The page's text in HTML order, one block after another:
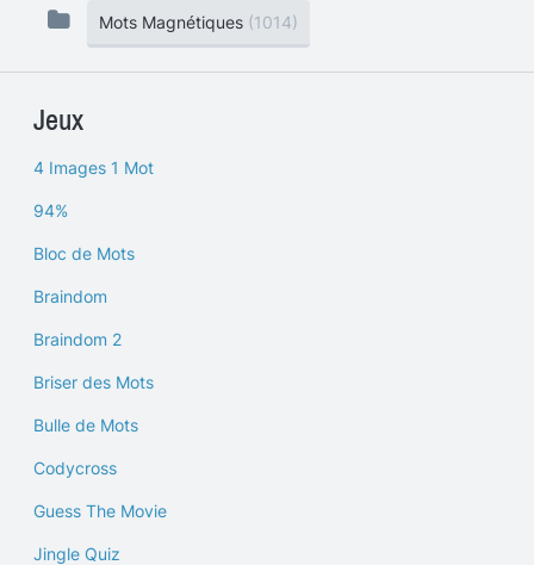
Mots Magnétiques (1014)
Jeux
4 Images 1 Mot
94%
Bloc de Mots
Braindom
Braindom 2
Briser des Mots
Bulle de Mots
Codycross
Guess The Movie
Jingle Quiz